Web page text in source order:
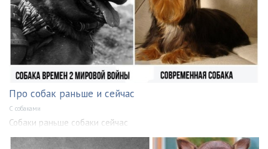
Про собак раньше и сейчас
С собаками
Собаки раньше собаки сейчас